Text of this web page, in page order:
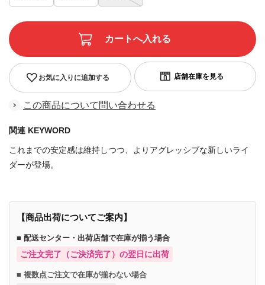
お気に入りに追加する
この商品について問い合わせる
関連 KEYWORD
これまでの安定感は維持しつつ、よりアグレッシブな新しいライ
ダーが登場。
【商品出荷についてご案内】
■ 配送センター・出荷店舗で在庫が揃う場合
ご注文完了（ご決済完了）の翌日に出荷
■ 複数点ご注文で在庫が揃わない場合